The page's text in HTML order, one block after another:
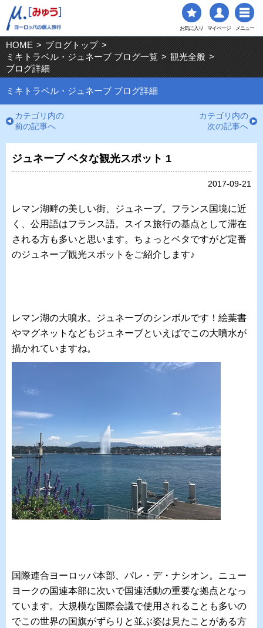
お気に入り マイページ メニュー
HOME > ブログトップ >
ミキトラベル・ジュネーブ ブログ一覧 > 観光全般 >
ブログ詳細
ミキトラベル・ジュネーブ ブログ詳細
カテゴリ内の
前の記事へ
カテゴリ内の
次の記事へ
ジュネーブ ベタな観光スポット 1
2017-09-21
レマン湖畔の美しい街、ジュネーブ。フランス国境に近
く、公用語はフランス語。スイス旅行の基点として滞在
される方も多いと思います。ちょっとベタですがど定番
のジュネーブ観光スポットをご紹介します♪
レマン湖の大噴水。ジュネーブのシンボルです！絵葉書
やマグネットなどもジュネーブといえばでこの大噴水が
描かれていますね。
国際連合ヨーロッパ本部、パレ・デ・ナシオン。ニュー
ヨークの国連本部に次いで国連活動の重要な拠点となっ
ています。大規模な国際会議で使用されることも多いの
でこの世界の国旗がずらりと並ぶ姿は見たことがある方